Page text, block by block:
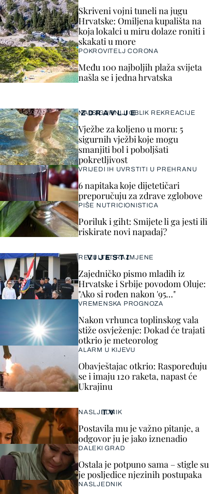
VIJESTI
REZULTAT RAZMJENE
Zajedničko pismo mladih iz
Hrvatske i Srbije povodom Oluje:
"Ako si rođen nakon '95..."
VREMENSKA PROGNOZA
Nakon vrhunca toplinskog vala
stiže osvježenje: Dokad će trajati
otkrio je meteorolog
ALARM U KIJEVU
Obavještajac otkrio: Raspoređuju
se i imaju 120 raketa, napast će
Ukrajinu
ZDRAVLJE
NAJSIGURNIJI OBLIK REKREACIJE
Vježbe za koljeno u moru: 5
sigurnih vježbi koje mogu
smanjiti bol i poboljšati
pokretljivost
VRIJEDI IH UVRSTITI U PREHRANU
6 napitaka koje dijetetičari
preporučuju za zdrave zglobove
PIŠE NUTRICIONISTICA
Poriluk i giht: Smijete li ga jesti ili
riskirate novi napadaj?
TV
NASLJEDNIK
Postavila mu je važno pitanje, a
odgovor ju je jako iznenadio
DALEKI GRAD
Ostala je potpuno sama – stigle su
je posljedice njezinih postupaka
NASLJEDNIK
Skriveni vojni tuneli na jugu
Hrvatske: Omiljena kupališta na
koja lokalci u miru dolaze roniti i
skakati u more
POKROVITELJ CORONA
Među 100 najboljih plaža svijeta
našla se i jedna hrvatska